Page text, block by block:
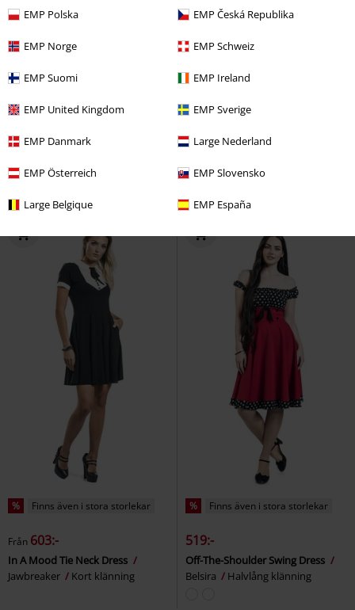
EMP Polska EMP Česká Republika
EMP Norge EMP Schweiz
EMP Suomi EMP Ireland
EMP United Kingdom EMP Sverige
EMP Danmark Large Nederland
EMP Österreich EMP Slovensko
Large Belgique EMP España
% Finns även i stora storlekar
Från 649:-
Miss Muffet Pinafore Dress
% Finns även i stora storlekar
Från 839:-
Kate heart dress
% Finns även i stora storlekar
Från 603:-
In A Mood Tie Neck Dress
Jawbreaker
Kort klänning
% Finns även i stora storlekar
519:-
Off-The-Shoulder Swing Dress
Belsira
Halvlång klänning